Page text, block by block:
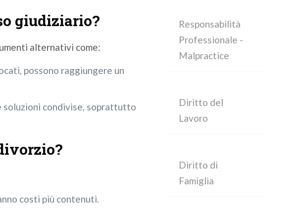
giudiziario?
alternativi come:
possono raggiungere un
soluzioni condivise, soprattutto
costi più contenuti.
Responsabilità
Professionale -
Malpractice
Diritto del
Lavoro
Diritto di
Famiglia